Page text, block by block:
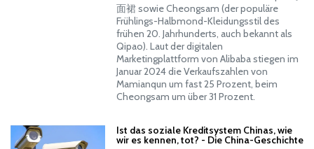
面裙 sowie Cheongsam (der populäre
Frühlings-Halbmond-Kleidungsstil des
frühen 20. Jahrhunderts, auch bekannt als
Qipao). Laut der digitalen
Marketingplattform von Alibaba stiegen im
Januar 2024 die Verkaufszahlen von
Mamianqun um fast 25 Prozent, beim
Cheongsam um über 31 Prozent.
Ist das soziale Kreditsystem Chinas, wie
wir es kennen, tot? - Die China-Geschichte